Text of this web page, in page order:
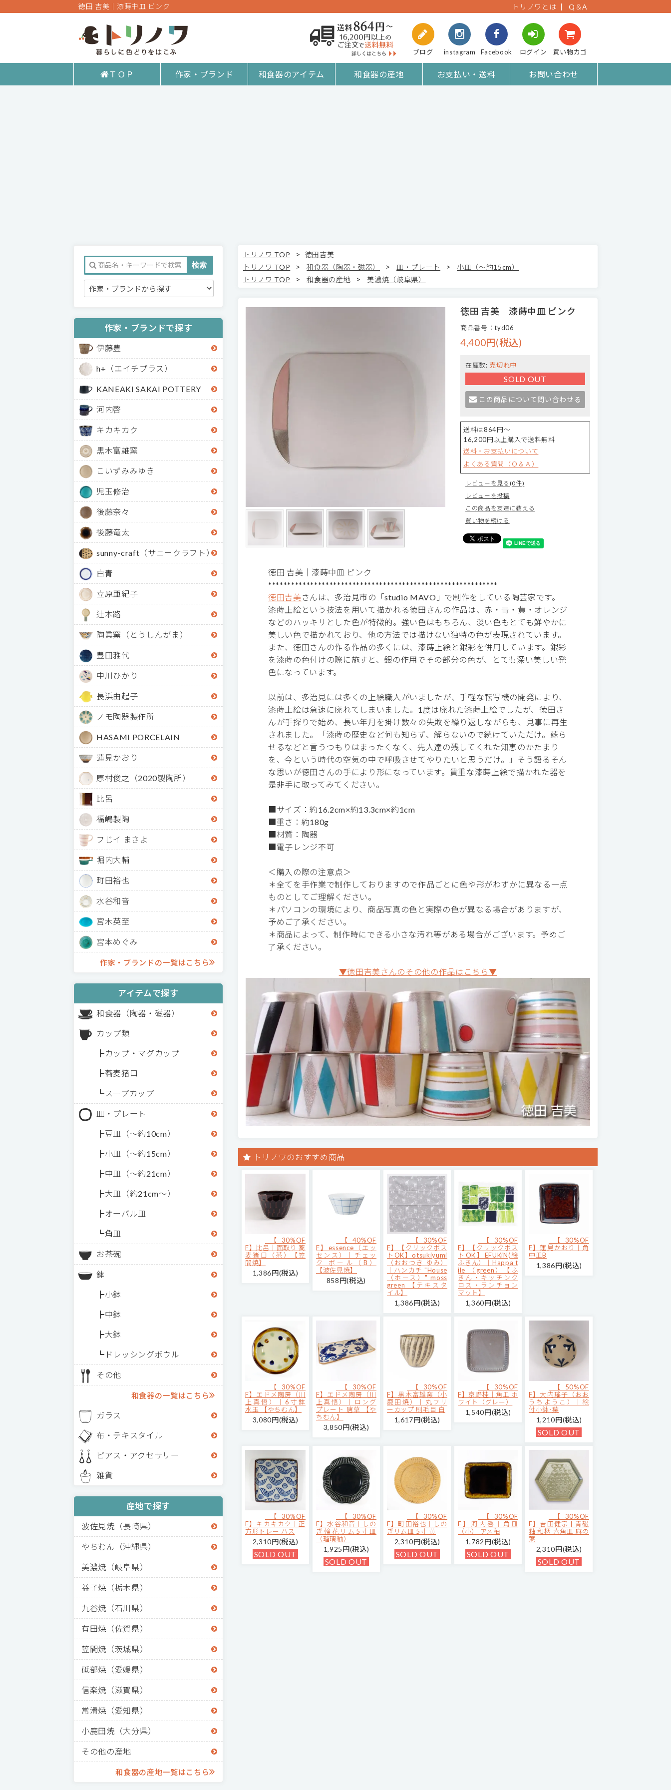
徳田 吉美｜漆蒔中皿 ピンク トリノワとは Q＆A
ブログ instagram Facebook ログイン 買い物カゴ
ＴＯＰ 作家・ブランド 和食器のアイテム 和食器の産地 お支払い・送料 お問い合わせ
作家・ブランドで探す
伊藤豊
h+（エイチプラス）
KANEAKI SAKAI POTTERY
河内啓
キカキカク
黒木富雄窯
こいずみみゆき
児玉修治
後藤奈々
後藤竜太
sunny-craft（サニークラフト）
白青
立原亜紀子
辻本路
陶眞窯（とうしんがま）
豊田雅代
中川ひかり
長浜由起子
ノモ陶器製作所
HASAMI PORCELAIN
蓮見かおり
原村俊之（2020製陶所）
比呂
福嶋製陶
フじイ まさよ
堀内大輔
町田裕也
水谷和音
宮木英至
宮本めぐみ
作家・ブランドの一覧はこちら
アイテムで探す
和食器（陶器・磁器）
カップ類
カップ・マグカップ
蕎麦猪口
スープカップ
皿・プレート
豆皿（～約10cm）
小皿（～約15cm）
中皿（～約21cm）
大皿（約21cm～）
オーバル皿
角皿
お茶碗
鉢
小鉢
中鉢
大鉢
ドレッシングボウル
その他
和食器の一覧はこちら
ガラス
布・テキスタイル
ピアス・アクセサリー
雑貨
産地で探す
波佐見焼（長崎県）
やちむん（沖縄県）
美濃焼（岐阜県）
益子焼（栃木県）
九谷焼（石川県）
有田焼（佐賀県）
笠間焼（茨城県）
砥部焼（愛媛県）
信楽焼（滋賀県）
常滑焼（愛知県）
小鹿田焼（大分県）
その他の産地
和食器の産地一覧はこちら
トリノワ TOP >
徳田吉美
トリノワ TOP
> 和食器（陶器・磁器） > 皿・プレート >
小皿（～約15cm）
トリノワ TOP
> 和食器の産地 > 美濃焼（岐阜県）
徳田 吉美｜漆蒔中皿 ピンク
商品番号：tyd06
4,400円(税込)
在庫数: 売切れ中
SOLD OUT
この商品について問い合わせる
送料は864円～
16,200円以上購入で送料無料
送料・お支払いについて
よくある質問（Ｑ＆Ａ）
レビューを見る(0件)
レビューを投稿
この商品を友達に教える
買い物を続ける
徳田 吉美｜漆蒔中皿 ピンク
************************************************************
徳田吉美さんは、多治見市の「studio MAVO」で制作をしている陶芸家です。
漆蒔上絵という技法を用いて描かれる徳田さんの作品は、赤・青・黄・オレンジ
などのハッキリとした色が特徴的。強い色はもちろん、淡い色もとても鮮やかに
美しい色で描かれており、他の方法では描けない独特の色が表現されています。
また、徳田さんの作る作品の多くには、漆蒔上絵と銀彩を併用しています。銀彩
を漆蒔の色付けの際に施すと、銀の作用でその部分の色が、とても深い美しい発
色になっています。
以前は、多治見には多くの上絵職人がいましたが、手軽な転写機の開発により、
漆蒔上絵は急速に廃れてしまいました。1度は廃れた漆蒔上絵でしたが、徳田さ
んが手探りで始め、長い年月を掛け数々の失敗を繰り返しながらも、見事に再生
されました。「漆蒔の歴史など何も知らず、解らないので続けていただけ。蘇ら
せるなどと言うつもりはまったくなく、先人達の残してくれた知恵のかたまり
を、今という時代の空気の中で呼吸させてやりたいと思うだけ。」そう語るそん
な思いが徳田さんの手により形になっています。貴重な漆蒔上絵で描かれた器を
是非手に取ってみてください。
■サイズ：約16.2cm×約13.3cm×約1cm
■重さ：約180g
■材質：陶器
■電子レンジ不可
＜購入の際の注意点＞
＊全てを手作業で制作しておりますので作品ごとに色や形がわずかに異なる一点
ものとしてご理解ください。
＊パソコンの環境により、商品写真の色と実際の色が異なる場合がありますが、
予めご了承ください。
＊商品によって、制作時にできる小さな汚れ等がある場合がございます。予めご
了承ください。
▼徳田吉美さんのその他の作品はこちら▼
トリノワのおすすめ商品
【30%OF
F】比呂｜面取り 蕎
麦猪口（茶）【笠
間焼】
1,386円(税込)
【40%OF
F】essence（エッ
センス）｜チェッ
ク ボール（B）
【波佐見焼】
858円(税込)
【30%OF
F】【クリックポス
トOK】otsukiyumi
（おおつき ゆみ）
｜ハンカチ "House
（ホース）" moss
green 【テキスタ
イル】
1,386円(税込)
【30%OF
F】【クリックポス
トOK】EFUKiN(絵
ふきん）｜Happa t
ile （green）【ふ
きん・キッチンク
ロス・ランチョン
マット】
1,360円(税込)
【30%OF
F】蓮見かおり｜角
中皿B
1,386円(税込)
【30%OF
F】エドメ陶房（川
上真悟）｜6寸鉢
水玉 【やちむん】
3,080円(税込)
【30%OF
F】エドメ陶房（川
上真悟）｜ロング
プレート 唐草 【や
ちむん】
3,850円(税込)
【30%OF
F】黒木富雄窯（小
鹿田焼）｜丸フリ
ーカップ 刷毛目 白
1,617円(税込)
【30%OF
F】京野桂｜角皿 ホ
ワイト（グレー）
1,540円(税込)
【50%OF
F】大内瑤子（おお
うちようこ）｜絵
付小鉢-葉
1,210円(税込)
SOLD OUT
【30%OF
F】キカキカク｜正
方形トレー ハス
2,310円(税込)
SOLD OUT
【30%OF
F】水谷和音│しの
ぎ輪花リム5寸皿
（瑠璃釉）
1,925円(税込)
SOLD OUT
【30%OF
F】町田裕也｜しの
ぎリム皿 5寸 黄
2,310円(税込)
SOLD OUT
【30%OF
F】河内啓｜角皿
（小） アメ釉
1,782円(税込)
SOLD OUT
【30%OF
F】吉田健宗 | 青磁
釉 和柄 六角皿 麻の
葉
2,310円(税込)
SOLD OUT